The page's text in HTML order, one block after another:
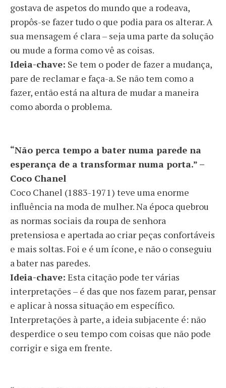
gostava de aspetos do mundo que a rodeava,
propôs-se fazer tudo o que podia para os alterar. A
sua mensagem é clara – seja uma parte da solução
ou mude a forma como vê as coisas.
Ideia-chave: Se tem o poder de fazer a mudança,
pare de reclamar e faça-a. Se não tem como a
fazer, então está na altura de mudar a maneira
como aborda o problema.
“Não perca tempo a bater numa parede na
esperança de a transformar numa porta.” –
Coco Chanel
Coco Chanel (1883-1971) teve uma enorme
influência na moda de mulher. Na época quebrou
as normas sociais da roupa de senhora
pretensiosa e apertada ao criar peças confortáveis
​​e mais soltas. Foi e é um ícone, e não o conseguiu
a bater nas paredes.
Ideia-chave: Esta citação pode ter várias
interpretações – é das que nos fazem parar, pensar
e aplicar à nossa situação em específico.
Interpretações à parte, a ideia subjacente é: não
desperdice o seu tempo com coisas que não pode
corrigir e siga em frente.